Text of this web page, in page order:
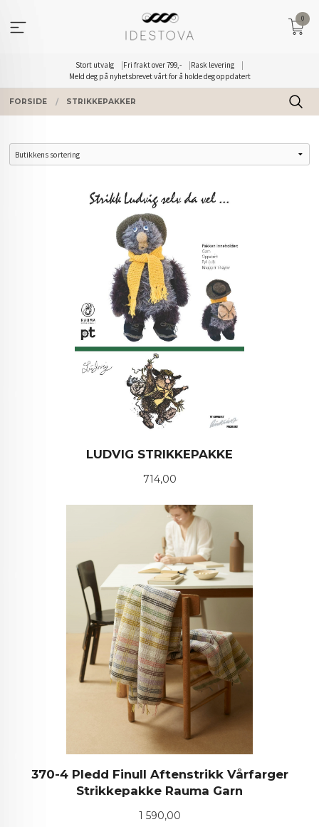
innholdet
Stort utvalg Fri frakt over 799,-
Rask levering
Meld deg på nyhetsbrevet vårt for å holde deg oppdatert
0
FORSIDE STRIKKEPAKKER
LUDVIG STRIKKEPAKKE
Pris
714,00
370-4 Pledd Finull Aftenstrikk Vårfarger
Strikkepakke Rauma Garn
Pris
1 590,00